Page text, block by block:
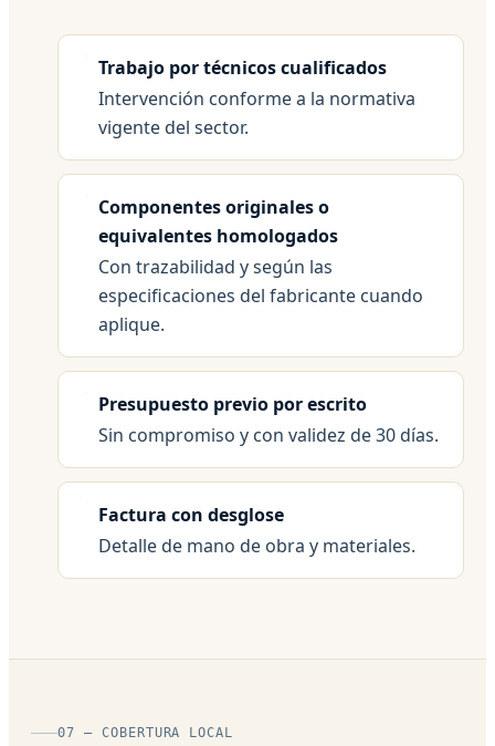
Trabajo por técnicos cualificados
Intervención conforme a la normativa
vigente del sector.
Componentes originales o
equivalentes homologados
Con trazabilidad y según las
especificaciones del fabricante cuando
aplique.
Presupuesto previo por escrito
Sin compromiso y con validez de 30 días.
Factura con desglose
Detalle de mano de obra y materiales.
07 — COBERTURA LOCAL